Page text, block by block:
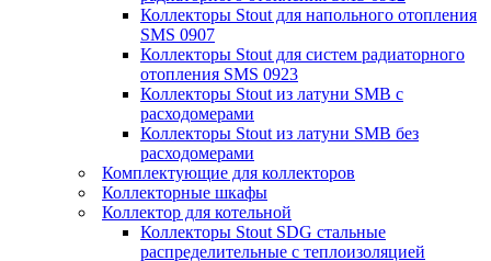
Коллекторы Stout для напольного отопления
SMS 0907
Коллекторы Stout для систем радиаторного
отопления SMS 0923
Коллекторы Stout из латуни SMB с
расходомерами
Коллекторы Stout из латуни SMB без
расходомерами
Комплектующие для коллекторов
Коллекторные шкафы
Коллектор для котельной
Коллекторы Stout SDG стальные
распределительные с теплоизоляцией